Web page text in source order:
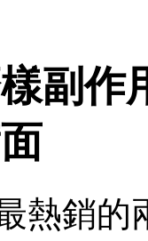
副作
熱銷的